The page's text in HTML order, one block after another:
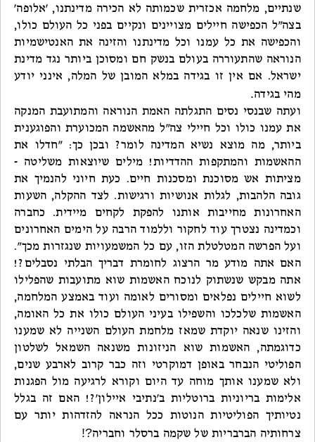
שנתיים, מלחמה אכזרית שכמותה לא הכירה מדינתנו, 'אלופה'
בצה"ל הכפישה חיילים מצויינים ונקיים בפני כל העולם כולו,
והכפישה את כל עמנו וכל מדינתנו והזינה את האנטישמיות
הנוראה שהתעוררה בעולם בנשק חם ומסוכן ביותר נגד מדינת
ישראל. אם אין זו בגידה במלא המובן של המלה, אינני יודע
מהי בגידה.
ועתה שבנסי נסים התגלתה האמת הנוראה והמתועבת המנקה
את עמנו כולו וכל חיילי צה"ל מהאשמה המכוערת והפוגענית
ביותר, מה מוצא נשיא המדינה לומר? ובכן כך: ״חדלו את
ההאשמות והמתקפות ההדדיות! מילים שיוצאות משליטה -
מציתות אש מסוכנת ומסכנות חיים. כעת חיוני להנמיך את
גובה הלהבות, לגלות אנושיות ורגישות. לצד ההקלה, השעות
האחרונות מחייבות אותנו להפקת לקחים מיידית. כחברה
וכמדינה נצטרך עוד לחקור וללמוד הרבה על הימים האחרונים
ועל הפרשה המטלטלת הזו, עם כל המשמעויות שנגזרות מכך״.
האם אתה מודע מר הרצוג לחומרת דבריך הבלתי נסבלים?!
אתה מבקש שנשתוק לנוכח האשמות שוא מתועבות שהפלילו
לשוא חיילים נפלאים ומסורים לאומה ועוד באמצע המלחמה,
האשמות שלכלכו והשפילו בעיני העולם כולו את כל האומה,
והזינו שנאה יוקדת שמאז מלחמת העולם השנייה לא שמענו
כדוגמתה, האשמות שוא הניזונות משנאה השמאל לשלטון
הפוליטי הנבחר באופן דמוקרטי וזה כבר קרוב לארבע שנים,
ולא שמענו אותך מוחה עד היום וקורא לרגיעה מול הפגנות
אלימות בריוניות ברוטליות ב'נתיבי איילון'?! האם זה בגלל
נטיותיך הפוליטיות הנוטות ככל הנראה להזדהות יותר עם
צרחותיה הברבריות של שקמה ברסלר וחבריה?!